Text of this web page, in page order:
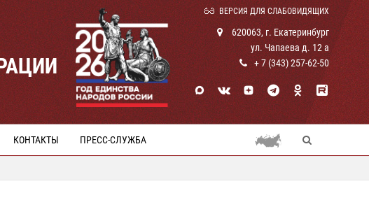
ВЕРСИЯ ДЛЯ СЛАБОВИДЯЩИХ
620063, г. Екатеринбург
ул. Чапаева д. 12 а
+ 7 (343) 257-62-50
КОНТАКТЫ ПРЕСС-СЛУЖБА